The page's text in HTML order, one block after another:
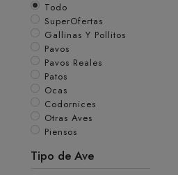
Todo
SuperOfertas
Gallinas Y Pollitos
Pavos
Pavos Reales
Patos
Ocas
Codornices
Otras Aves
Piensos
Tipo de Ave